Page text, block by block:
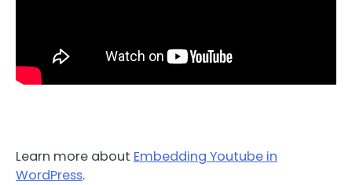
Learn more about Embedding Youtube in
WordPress.